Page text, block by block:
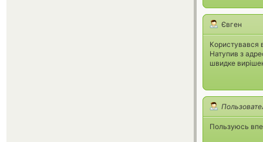
Євген
Користувався
Натупив з
швидке
Пользуюсь